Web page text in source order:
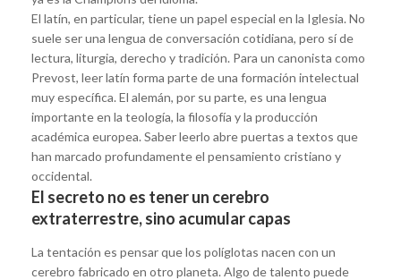
El latín, en particular, tiene un papel especial en la Iglesia. No
suele ser una lengua de conversación cotidiana, pero sí de
lectura, liturgia, derecho y tradición. Para un canonista como
Prevost, leer latín forma parte de una formación intelectual
muy específica. El alemán, por su parte, es una lengua
importante en la teología, la filosofía y la producción
académica europea. Saber leerlo abre puertas a textos que
han marcado profundamente el pensamiento cristiano y
occidental.
El secreto no es tener un cerebro
extraterrestre, sino acumular capas
La tentación es pensar que los políglotas nacen con un
cerebro fabricado en otro planeta. Algo de talento puede